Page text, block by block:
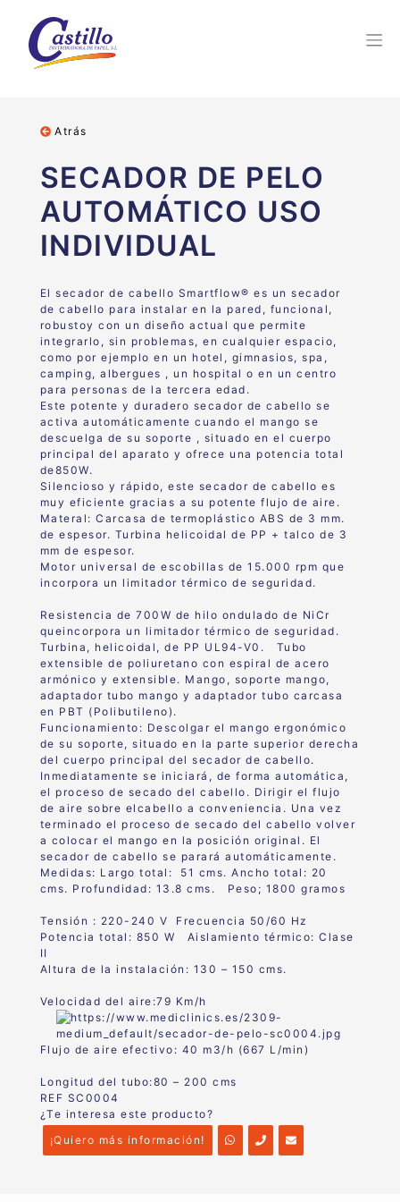
Atrás
SECADOR DE PELO
AUTOMÁTICO USO
INDIVIDUAL
El secador de cabello Smartflow® es un secador
de cabello para instalar en la pared, funcional,
robustoy con un diseño actual que permite
integrarlo, sin problemas, en cualquier espacio,
como por ejemplo en un hotel, gimnasios, spa,
camping, albergues , un hospital o en un centro
para personas de la tercera edad.
Este potente y duradero secador de cabello se
activa automáticamente cuando el mango se
descuelga de su soporte , situado en el cuerpo
principal del aparato y ofrece una potencia total
de850W.
Silencioso y rápido, este secador de cabello es
muy eficiente gracias a su potente flujo de aire.
Materal: Carcasa de termoplástico ABS de 3 mm.
de espesor. Turbina helicoidal de PP + talco de 3
mm de espesor.
Motor universal de escobillas de 15.000 rpm que
incorpora un limitador térmico de seguridad.
Resistencia de 700W de hilo ondulado de NiCr
queincorpora un limitador térmico de seguridad.
Turbina, helicoidal, de PP UL94-V0. Tubo
extensible de poliuretano con espiral de acero
armónico y extensible. Mango, soporte mango,
adaptador tubo mango y adaptador tubo carcasa
en PBT (Polibutileno).
Funcionamiento: Descolgar el mango ergonómico
de su soporte, situado en la parte superior derecha
del cuerpo principal del secador de cabello.
Inmediatamente se iniciará, de forma automática,
el proceso de secado del cabello. Dirigir el flujo
de aire sobre elcabello a conveniencia. Una vez
terminado el proceso de secado del cabello volver
a colocar el mango en la posición original. El
secador de cabello se parará automáticamente.
Medidas: Largo total: 51 cms. Ancho total: 20
cms. Profundidad: 13.8 cms. Peso; 1800 gramos
Tensión : 220-240 V Frecuencia 50/60 Hz
Potencia total: 850 W Aislamiento térmico: Clase
II
Altura de la instalación: 130 – 150 cms.
Velocidad del aire:79 Km/h
Flujo de aire efectivo: 40 m3/h (667 L/min)
Longitud del tubo:80 – 200 cms
REF SC0004
¿Te interesa este producto?
¡Quiero más información!